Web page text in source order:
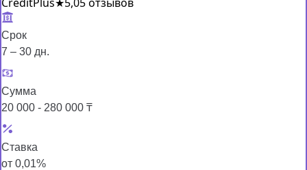
Срок
7 – 30 дн.
Сумма
20 000 - 280 000 ₸
Ставка
от 0,01%